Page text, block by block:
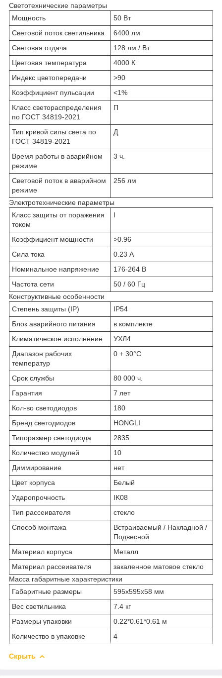
Светотехнические параметры
Мощность
50 Вт
Световой поток светильника
6400 лм
Световая отдача
128 лм / Вт
Цветовая температура
4000 К
Индекс цветопередачи
>90
Коэффициент пульсации
<1%
Класс светораспределения
по ГОСТ 34819-2021
П
Тип кривой силы света по
ГОСТ 34819-2021
Д
Время работы в аварийном
режиме
3 ч.
Световой поток в аварийном
режиме
256 лм
Электротехнические параметры
Класс защиты от поражения
током
I
Коэффициент мощности
>0.96
Сила тока
0.23 А
Номинальное напряжение
176-264 В
Частота сети
50 / 60 Гц
Конструктивные особенности
Степень защиты (IP)
IP54
Блок аварийного питания
в комплекте
Климатическое исполнение
УХЛ4
Диапазон рабочих
температур
0 + 30°C
Срок службы
80 000 ч.
Гарантия
7 лет
Кол-во светодиодов
180
Бренд светодиодов
HONGLI
Типоразмер светодиода
2835
Количество модулей
10
Диммирование
нет
Цвет корпуса
Белый
Ударопрочность
IK08
Тип рассеивателя
стекло
Способ монтажа
Встраиваемый / Накладной /
Подвесной
Материал корпуса
Металл
Материал рассеивателя
закаленное матовое стекло
Масса габаритные характеристики
Габаритные размеры
595х595х58 мм
Вес светильника
7.4 кг
Размеры упаковки
0.22*0.61*0.61 м
Количество в упаковке
4
Скрыть